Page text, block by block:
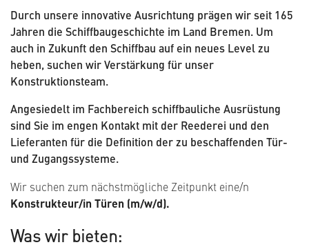
Durch unsere innovative Ausrichtung prägen wir seit 165
Jahren die Schiffbaugeschichte im Land Bremen. Um
auch in Zukunft den Schiffbau auf ein neues Level zu
heben, suchen wir Verstärkung für unser
Konstruktionsteam.
Angesiedelt im Fachbereich schiffbauliche Ausrüstung
sind Sie im engen Kontakt mit der Reederei und den
Lieferanten für die Definition der zu beschaffenden Tür-
und Zugangssysteme.
Wir suchen zum nächstmögliche Zeitpunkt eine/n
Konstrukteur/in Türen (m/w/d).
Was wir bieten: